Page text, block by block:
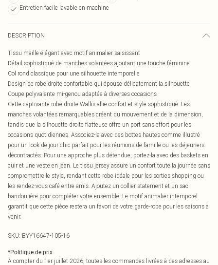
Entretien facile lavable en machine
DESCRIPTION
Tissu maille élégant avec motif animalier saisissant
Détail sophistiqué de manches volantées ajoutant une touche féminine
Col rond classique pour une silhouette intemporelle
Design de robe droite confortable qui épouse délicatement la silhouette
Coupe polyvalente mi-genou adaptée à diverses occasions
Cette captivante robe droite Wallis allie confort et style sophistiqué. Les
manches volantées remarquables créent du mouvement et de la dimension,
tandis que la silhouette droite flatteuse offre un port sans effort pour les
occasions quotidiennes. Associez-la avec des bottes hautes comme illustré
pour un look de jour chic parfait pour les réunions de famille ou les déjeuners
décontractés. Pour une approche plus détendue, portez-la avec des baskets en
cuir et une veste en jean. Le tissu jersey assure un confort toute la journée sans
compromettre le style, rendant cette robe idéale pour les sorties shopping ou
les rendez-vous café entre amis. Ajoutez un collier statement et un sac
bandoulière pour compléter votre ensemble. Le motif animalier intemporel
garantit que cette pièce restera un favori de votre garde-robe pour les saisons à
venir.
SKU: BYY16647-105-16
*Politique de prix
À compter du 1er juillet 2026, toutes les commandes livrées à des adresses au